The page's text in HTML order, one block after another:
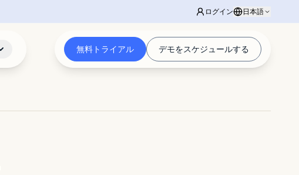
ログイン 日本語
無料トライアル デモをスケジュールする